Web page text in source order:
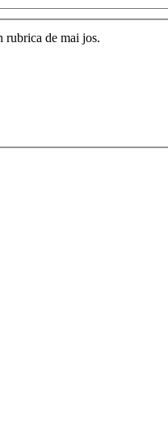
rubrica de mai jos.